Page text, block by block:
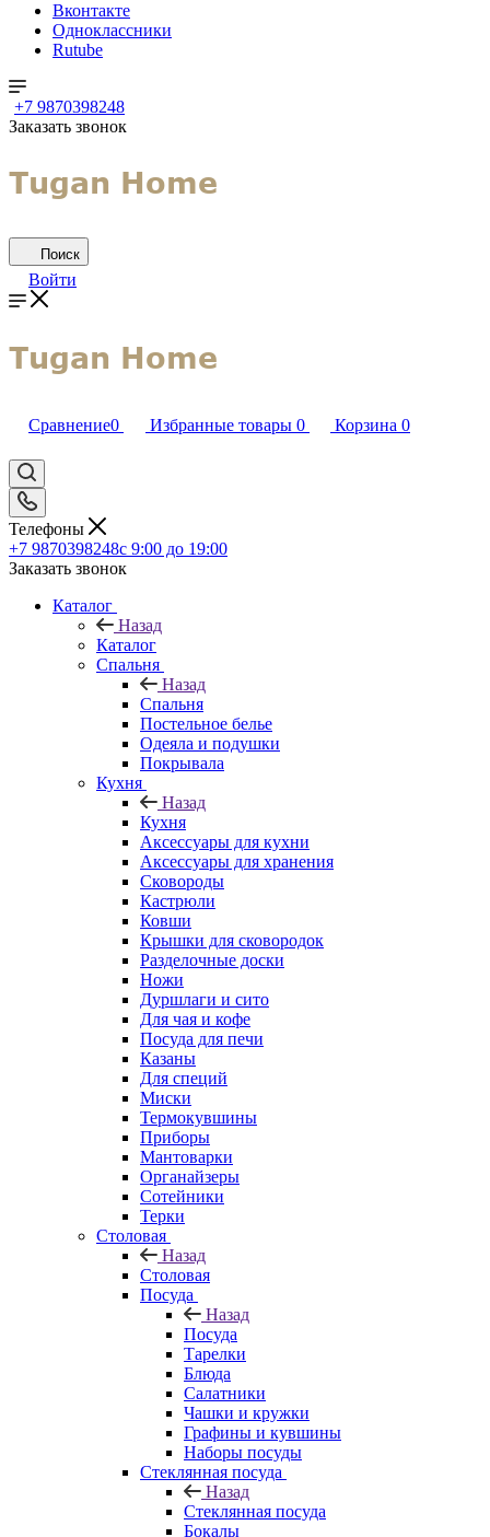
Вконтакте
Одноклассники
Rutube
+7 9870398248
Заказать звонок
Поиск
Войти
Сравнение0 Избранные товары 0 Корзина 0
Телефоны
+7 9870398248с 9:00 до 19:00
Заказать звонок
Каталог
Назад
Каталог
Спальня
Назад
Спальня
Постельное белье
Одеяла и подушки
Покрывала
Кухня
Назад
Кухня
Аксессуары для кухни
Аксессуары для хранения
Сковороды
Кастрюли
Ковши
Крышки для сковородок
Разделочные доски
Ножи
Дуршлаги и сито
Для чая и кофе
Посуда для печи
Казаны
Для специй
Миски
Термокувшины
Приборы
Мантоварки
Органайзеры
Сотейники
Терки
Столовая
Назад
Столовая
Посуда
Назад
Посуда
Тарелки
Блюда
Салатники
Чашки и кружки
Графины и кувшины
Наборы посуды
Стеклянная посуда
Назад
Стеклянная посуда
Бокалы